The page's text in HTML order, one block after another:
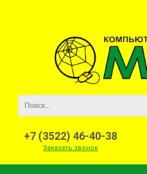
+7 (3522) 46-40-38
Заказать звонок